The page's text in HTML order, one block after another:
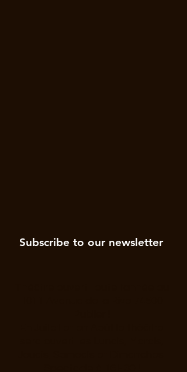
Subscribe to our newsletter